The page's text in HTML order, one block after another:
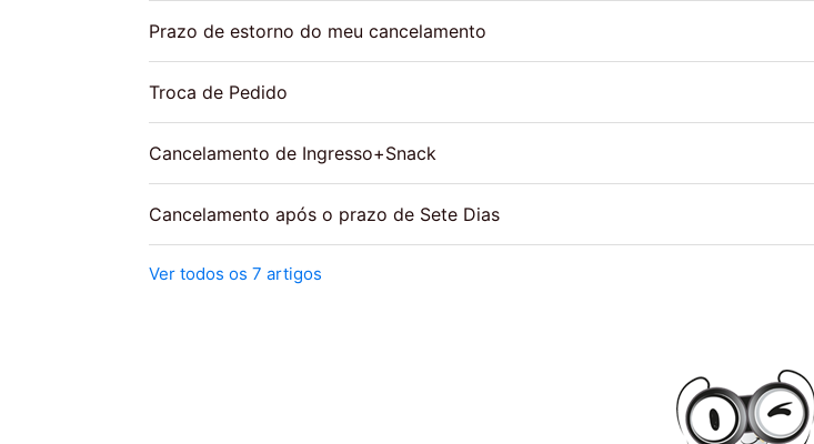
Prazo de estorno do meu cancelamento
Troca de Pedido
Cancelamento de Ingresso+Snack
Cancelamento após o prazo de Sete Dias
Ver todos os 7 artigos